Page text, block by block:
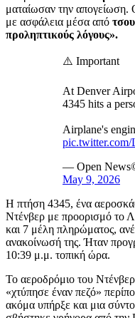
ματαίωσαν την απογείωση.
με ασφάλεια μέσα από
προληπτικούς λόγους».
⚠️ Important
At Denver
4345 hits a
Airplane's
— Open
May 9, 2026
Η πτήση 4345, ένα
Ντένβερ με προορισμό το
και 7 μέλη πληρώματος,
ανακοίνωσή της. Ήταν
10:39 μ.μ. τοπική ώρα.
Το αεροδρόμιο του
«χτύπησε έναν πεζό»
ακόμα υπήρξε και μια